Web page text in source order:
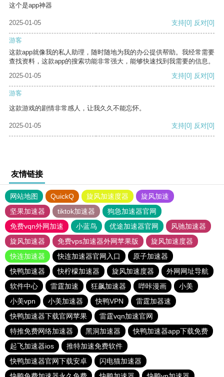
这个是app神器
2025-01-05 支持[0] 反对[0]
游客
这款app就像我的私人助理，随时随地为我的办公提供帮助。我经常需要
查找资料，这款app的搜索功能非常强大，能够快速找到我需要的信息。
2025-01-05
支持[0] 反对[0]
游客
这款游戏的剧情非常感人，让我久久不能忘怀。
2025-01-05 支持[0] 反对[0]
友情链接
网站地图 QuickQ 旋风加速度器
旋风加速
坚果加速器
tiktok加速器
狗急加速器官网
免费vqn外网加速
小蓝鸟 优途加速器官网
风驰加速器
旋风加速器
免费vps加速器外网苹果版
旋风加速度器
快连加速器
快连加速器官网入口
原子加速器
快鸭加速器
快柠檬加速器 旋风加速度器
外网网址导航
软件中心
雷霆加速 狂飙加速器 哔咔漫画
小美
小美vpn
小美加速器 快鸭VPN
雷霆加器速
快鸭加速器下载官网苹果
雷霆vqn加速官网
特推免费网络加速器
黑洞加速器
快鸭加速器app下载免费
起飞加速器ios
推特加速免费软件
快鸭加速器官网下载安卓
闪电猫加速器